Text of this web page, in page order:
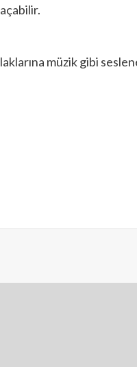
müzik gibi